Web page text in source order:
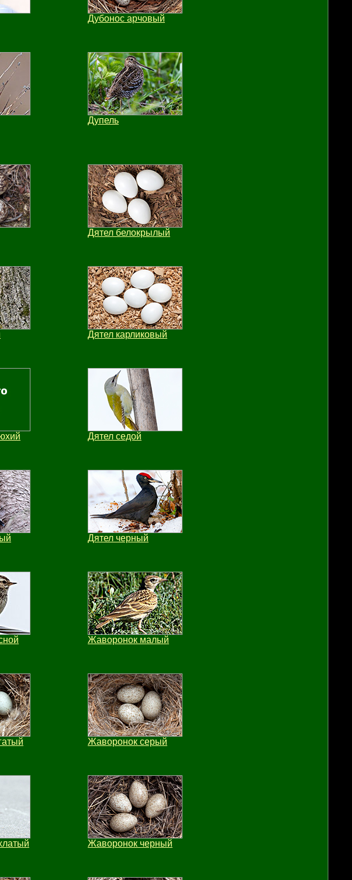
Дубонос арчовый
Дупель
Дятел белокрылый
Дятел карликовый
Дятел седой
Дятел черный
Жаворонок малый
Жаворонок серый
Жаворонок черный